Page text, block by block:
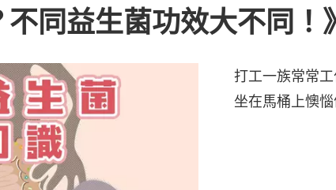
不同益生菌功效大不同！
打工一族常常
坐在馬桶上懊惱